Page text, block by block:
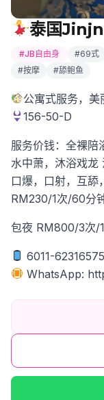
泰国
#JB自由身 #69式
#按摩
#舔鲍鱼
公寓式服务，美
156-50-D
服务价钱：全裸陪
水中萧，沐浴戏龙
口爆，口射，互舔
RM230/1次/60分
包夜 RM800/3次/
6011-62316575
WhatsApp: